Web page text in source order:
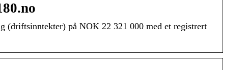
(driftsinntekter) på NOK 22 321 000 med et registrert